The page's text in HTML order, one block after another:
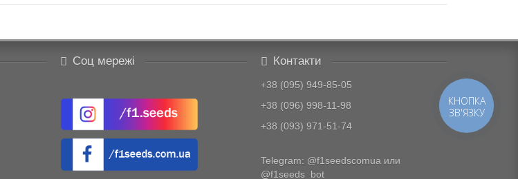
Соц мережі Контакти
+38 (095) 949-85-05
+38 (096) 998-11-98
+38 (093) 971-51-74
Telegram: @f1seedscomua или
@f1seeds_bot
КНОПКА
ЗВ'ЯЗКУ